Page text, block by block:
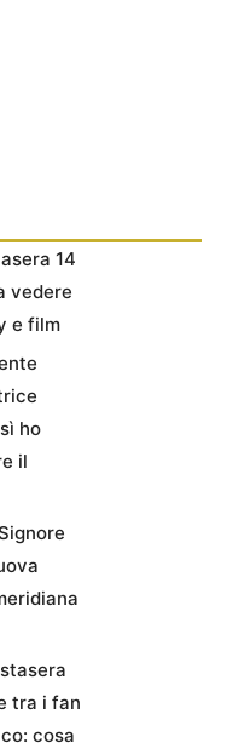
14
vedere
e film
ho
il
tra i fan
cosa